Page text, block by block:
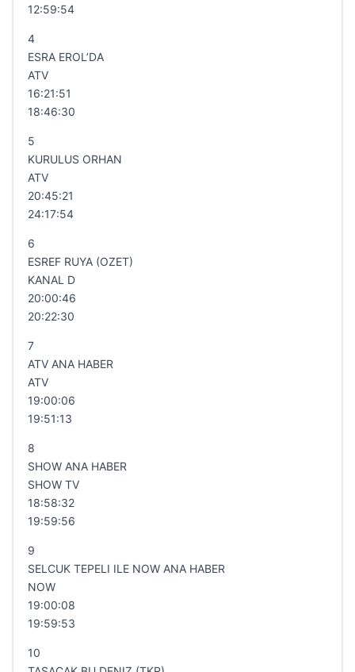
12:59:54
4
ESRA EROL’DA
ATV
16:21:51
18:46:30
5
KURULUS ORHAN
ATV
20:45:21
24:17:54
6
ESREF RUYA (OZET)
KANAL D
20:00:46
20:22:30
7
ATV ANA HABER
ATV
19:00:06
19:51:13
8
SHOW ANA HABER
SHOW TV
18:58:32
19:59:56
9
SELCUK TEPELI ILE NOW ANA HABER
NOW
19:00:08
19:59:53
10